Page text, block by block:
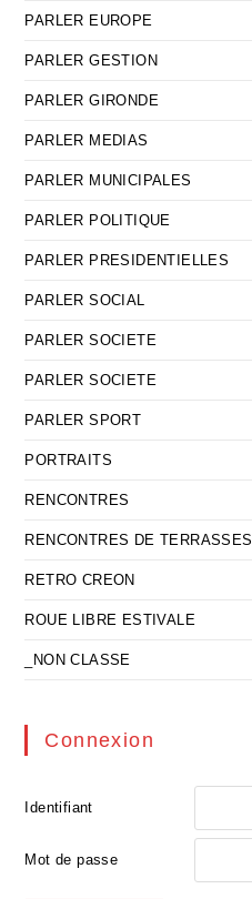
PARLER EUROPE
PARLER GESTION
PARLER GIRONDE
PARLER MEDIAS
PARLER MUNICIPALES
PARLER POLITIQUE
PARLER PRESIDENTIELLES
PARLER SOCIAL
PARLER SOCIETE
PARLER SOCIETE
PARLER SPORT
PORTRAITS
RENCONTRES
RENCONTRES DE TERRASSES
RETRO CREON
ROUE LIBRE ESTIVALE
_NON CLASSE
Connexion
Identifiant
Mot de passe